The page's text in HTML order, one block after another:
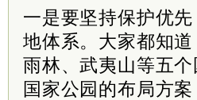
一是要坚持保护优
地体系。大家都知
雨林、武夷山等五
国家公园的布局方